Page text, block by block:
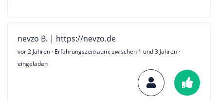
nevzo B. | https://nevzo.de
vor 2 Jahren · Erfahrungszeitraum: zwischen 1 und 3 Jahren ·
eingeladen